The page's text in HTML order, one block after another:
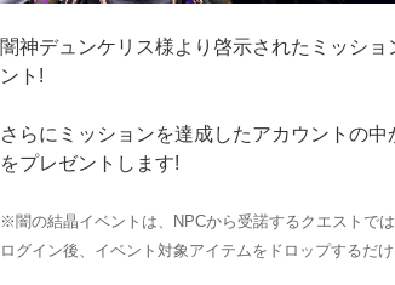
闇神デュンケリス様より啓示されたミッシ
ント!
さらにミッションを達成したアカウントの
をプレゼントします!
※闇の結晶イベントは、NPCから受諾するクエストでは
ログイン後、イベント対象アイテムをドロップするだ